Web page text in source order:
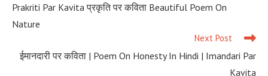
articles
Prakriti Par Kavita प्रकृति पर कविता Beautiful Poem On
Nature
Next Post
ईमानदारी पर कविता | Poem On Honesty In Hindi | Imandari Par
Kavita